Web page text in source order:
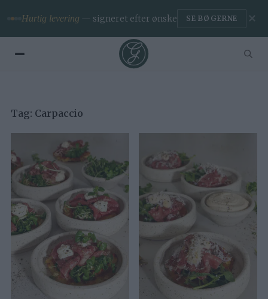
Hurtig levering — signeret efter ønske SE BØGERNE ✕
Tag: Carpaccio